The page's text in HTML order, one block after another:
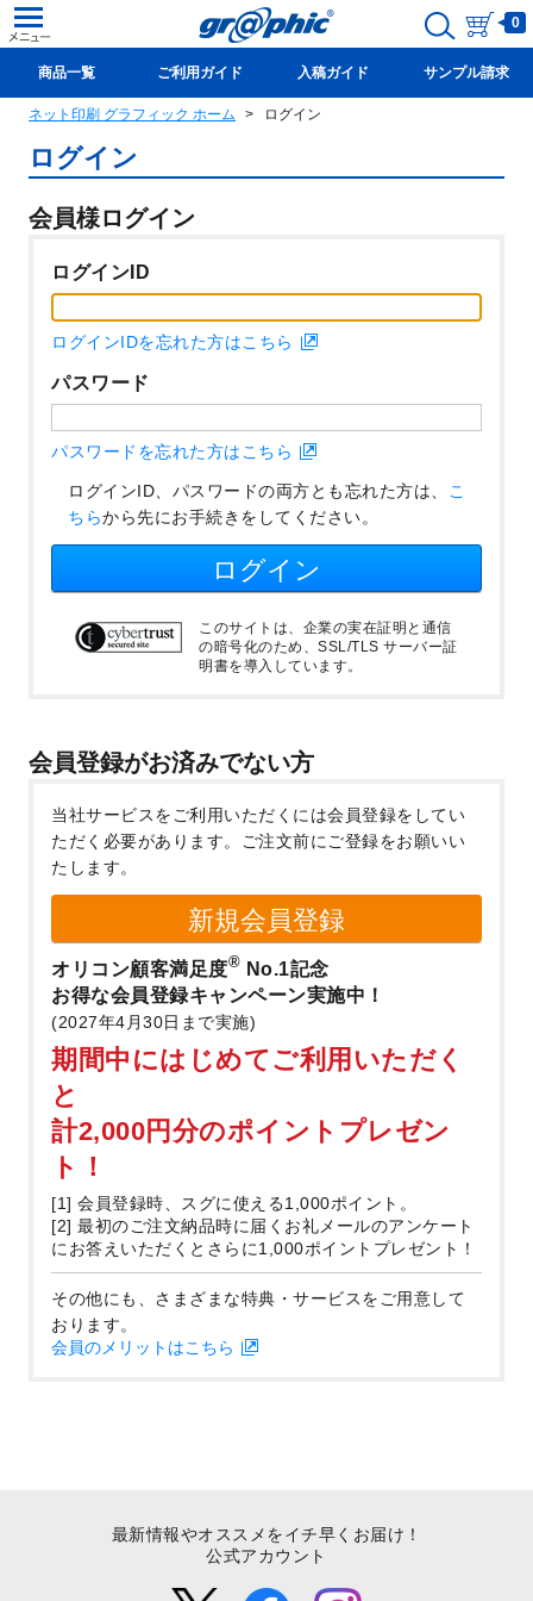
0
商品一覧 ご利用ガイド 入稿ガイド サンプル請求
新規会員登録(無料)
ネット印刷 グラフィック ホーム ログイン
ログイン
会員様ログイン
ログインID
ログインIDを忘れた方はこちら
パスワード
パスワードを忘れた方はこちら
ログインID、パスワードの両方とも忘れた方は、 こ
ちらから先にお手続きをしてください。
ログイン
このサイトは、企業の実在証明と通信
の暗号化のため、SSL/TLS サーバー証
明書を導入しています。
会員登録がお済みでない方
当社サービスをご利用いただくには会員登録をしてい
ただく必要があります。
ご注文前にご登録をお願いい
たします。
新規会員登録
オリコン顧客満足度® No.1記念
お得な会員登録キャンペーン実施中！
(2027年4月30日まで実施)
期間中にはじめてご利用いただく
と
計2,000円分のポイントプレゼン
ト！
[1] 会員登録時、スグに使える1,000ポイント。
[2] 最初のご注文納品時に届くお礼メールのアンケート
にお答えいただくとさらに1,000ポイントプレゼント！
その他にも、さまざまな特典・サービスをご用意して
おります。
会員のメリットはこちら
最新情報やオススメをイチ早くお届け！
公式アカウント